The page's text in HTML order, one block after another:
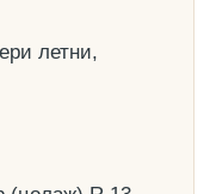
летни,